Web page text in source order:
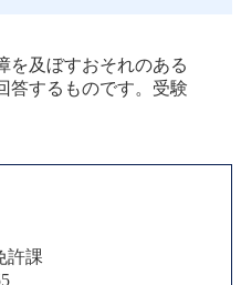
を及ぼすおそれのある
答するものです。受験
許課